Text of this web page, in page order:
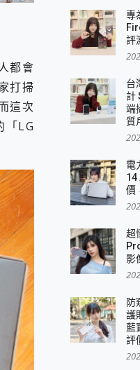
速行動電源 開箱 評測
優異的安全性與強大供電
IPS 輕薄商用智慧聯網螢
能x娛樂全都要！
M3 3 in 1可攜摺疊
質、通話也很優質
衣機
充底座 開箱 評測
消除人聲推薦
不出門也可以到處走
微型充電站 開箱 評測
18.0.0 業界最好的資料救
尖影音娛樂效能~
14 開箱 評測
連接~
功能最好玩的美拍神機
都會
打掃
這次
「LG
專
評
台
計
端
質
電
14
價
超
影
防
護
藍
評